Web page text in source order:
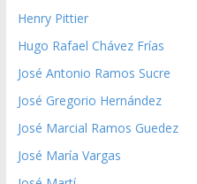
Henry Pittier
Hugo Rafael Chávez Frías
José Antonio Ramos Sucre
José Gregorio Hernández
José Marcial Ramos Guedez
José María Vargas